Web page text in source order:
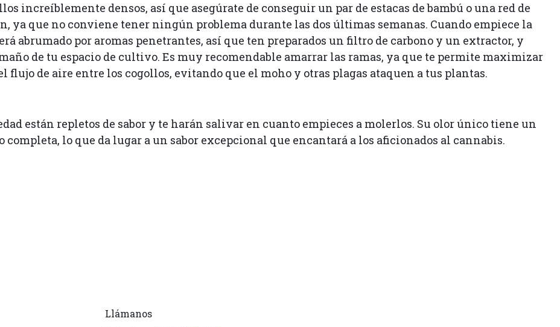
increíblemente densos, así que asegúrate de conseguir un par de estacas de bambú o una red de
ya que no conviene tener ningún problema durante las dos últimas semanas. Cuando empiece la
abrumado por aromas penetrantes, así que ten preparados un filtro de carbono y un extractor, y
de tu espacio de cultivo. Es muy recomendable amarrar las ramas, ya que te permite maximizar
de aire entre los cogollos, evitando que el moho y otras plagas ataquen a tus plantas.
están repletos de sabor y te harán salivar en cuanto empieces a molerlos. Su olor único tiene un
lo que da lugar a un sabor excepcional que encantará a los aficionados al cannabis.
Llámanos